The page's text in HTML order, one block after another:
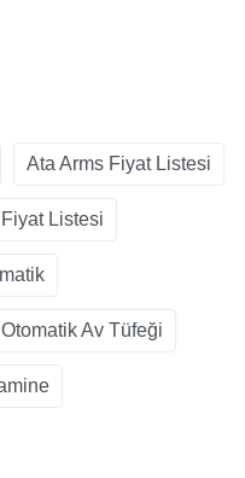
Ata Arms Fiyat Listesi
Listesi
Av Tüfeği